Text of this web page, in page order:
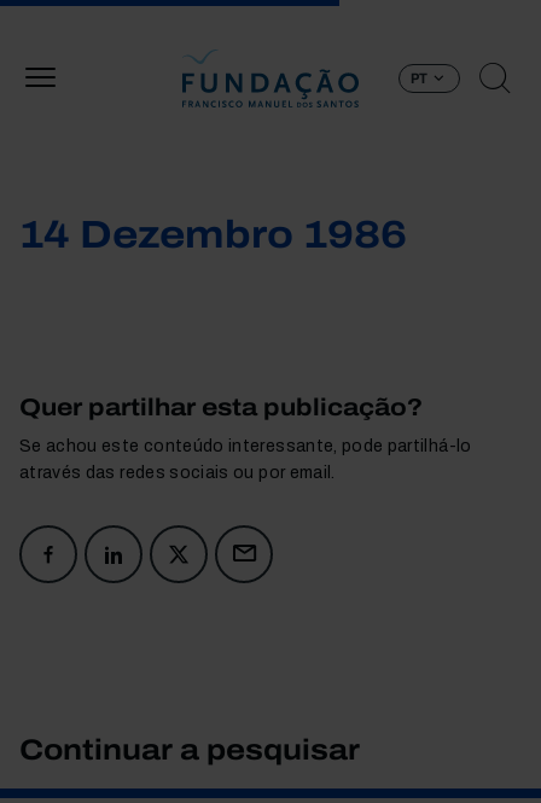
PT
14 Dezembro 1986
Quer partilhar esta publicação?
Se achou este conteúdo interessante, pode partilhá-lo
através das redes sociais ou por email.
Continuar a pesquisar